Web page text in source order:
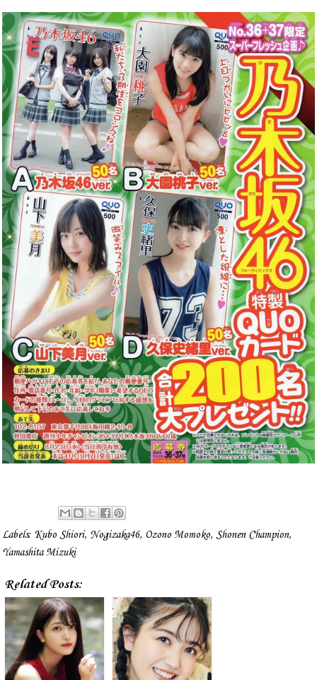
Labels: Kubo Shiori, Nogizaka46, Ozono Momoko, Shonen Champion,
Yamashita Mizuki
Related Posts: